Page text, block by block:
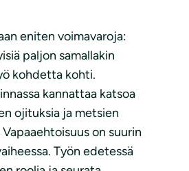
eniten voimavaroja:
paljon samallakin
kohdetta kohti.
kannattaa katsoa
ojituksia ja metsien
on suurin
Työn edetessä